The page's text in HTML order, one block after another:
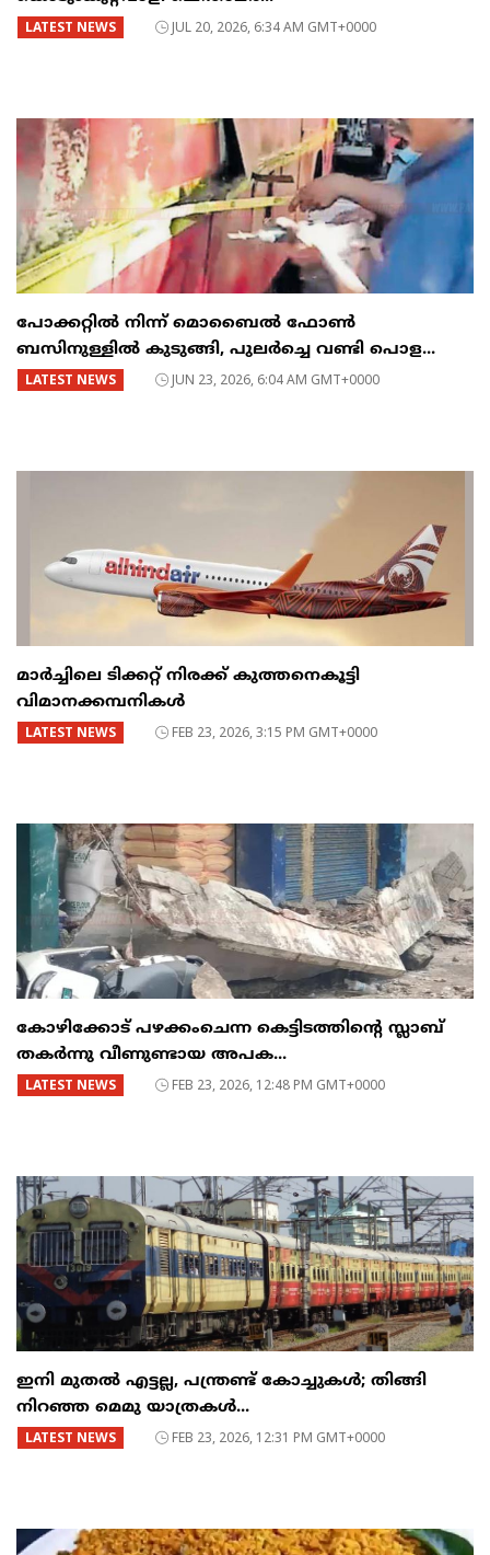
LATEST NEWS JUL 20, 2026, 6:34 AM GMT+0000
പോക്കറ്റിൽ നിന്ന് മൊബൈൽ ഫോൺ
ബസിനുള്ളിൽ കുടുങ്ങി, പുലർച്ചെ വണ്ടി പൊള...
LATEST NEWS JUN 23, 2026, 6:04 AM GMT+0000
മാർച്ചിലെ ടിക്കറ്റ് നിരക്ക് കുത്തനെകൂട്ടി
വിമാനക്കമ്പനികൾ
LATEST NEWS FEB 23, 2026, 3:15 PM GMT+0000
കോഴിക്കോട് പഴക്കംചെന്ന കെട്ടിടത്തിന്റെ സ്ലാബ്
തകർന്നു വീണുണ്ടായ അപക...
LATEST NEWS FEB 23, 2026, 12:48 PM GMT+0000
ഇനി മുതൽ എട്ടല്ല, പന്ത്രണ്ട് കോച്ചുകള്‍; തിങ്ങി
നിറഞ്ഞ മെമു യാത്രകൾ...
LATEST NEWS FEB 23, 2026, 12:31 PM GMT+0000